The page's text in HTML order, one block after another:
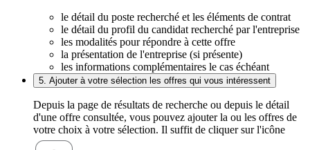
le détail du poste recherché et les éléments de contrat
le détail du profil du candidat recherché par l'entreprise
les modalités pour répondre à cette offre
la présentation de l'entreprise (si présente)
les informations complémentaires le cas échéant
5. Ajouter à votre sélection les offres qui vous intéressent
Depuis la page de résultats de recherche ou depuis le détail
d'une offre consultée, vous pouvez ajouter la ou les offres de
votre choix à votre sélection. Il suffit de cliquer sur l'icône